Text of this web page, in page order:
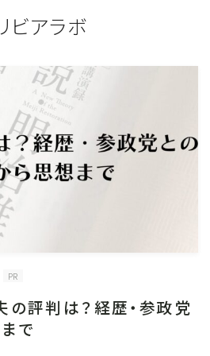
ビアラボ
PR
の評判は？経歴・参政党
で